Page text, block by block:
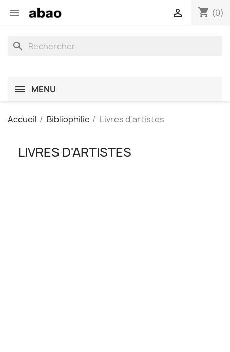
 shopping_cart (0)

search
MENU
Accueil Bibliophilie Livres d'artistes
LIVRES D'ARTISTES